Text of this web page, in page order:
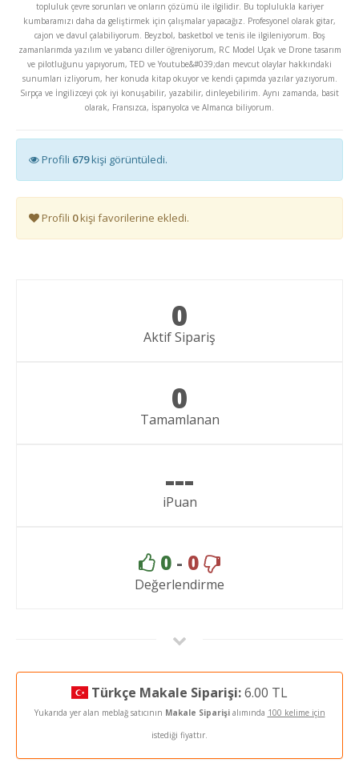
topluluk çevre sorunları ve onların çözümü ile ilgilidir. Bu toplulukla kariyer
kumbaramızı daha da geliştirmek için çalışmalar yapacağız. Profesyonel olarak gitar,
cajon ve davul çalabiliyorum. Beyzbol, basketbol ve tenis ile ilgileniyorum. Boş
zamanlarımda yazılım ve yabancı diller öğreniyorum, RC Model Uçak ve Drone tasarım
ve pilotluğunu yapıyorum, TED ve Youtube&#039;dan mevcut olaylar hakkındaki
sunumları izliyorum, her konuda kitap okuyor ve kendi çapımda yazılar yazıyorum.
Sırpça ve İngilizceyi çok iyi konuşabilir, yazabilir, dinleyebilirim. Aynı zamanda, basit
olarak, Fransızca, İspanyolca ve Almanca biliyorum.
Profili 679kişi görüntüledi.
Profili 0kişi favorilerine ekledi.
0
Aktif Sipariş
0
Tamamlanan
---
iPuan
0 - 0
Değerlendirme
Türkçe Makale Siparişi:6.00 TL
Yukarıda yer alan meblağ satıcının Makale Siparişialımında 100 kelime için
istediği fiyattır.